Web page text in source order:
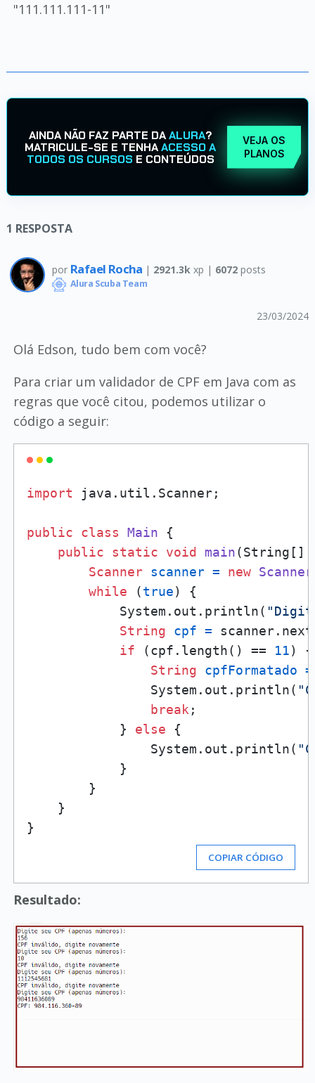
"111.111.111-11"
AINDA NÃO FAZ PARTE DAALURA?
MATRICULE-SE E TENHAACESSO A
TODOS OS CURSOS E CONTEÚDOS
VEJA OS
PLANOS
1 RESPOSTA
por Rafael Rocha | 2921.3k xp | 6072 posts
Alura Scuba Team
23/03/2024
Olá Edson, tudo bem com você?
Para criar um validador de CPF em Java com as
regras que você citou, podemos utilizar o
código a seguir:
import java.util.Scanner;
public class Main {
public
static void main(String[]
Scanner scanner = new Scanner
while (true) {
            System.out.println(
String
cpf =
if (cpf.length() == 11) {
String
cpfFormatado =
                System.out.println(
break ;
            }
else {
                System.out.println(
            }
        }
    }
COPIAR CÓDIGO
Resultado: